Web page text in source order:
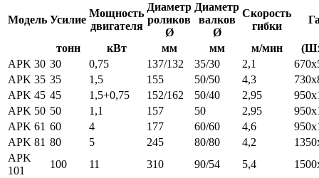
Модель Усилие
Мощность
двигателя
Диаметр
роликов
Ø
Диаметр
валков
Ø
Скорость
гибки
тонн кВт мм мм м/мин
APK 30 30 0,75 137/132 35/30 2,1
APK 35 35 1,5 155 50/50 4,3
APK 45 45 1,5+0,75 152/162 50/40 2,95
APK 50 50 1,1 157 50 2,95
APK 61 60 4 177 60/60 4,6
APK 81 80 5 245 80/80 4,2
APK
101
100 11 310 90/54 5,4